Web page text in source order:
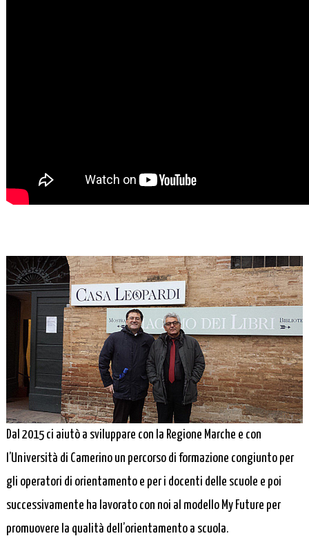
Dal 2015 ci aiutò a sviluppare con la Regione Marche e con
l’Università di Camerino un percorso di formazione congiunto per
gli operatori di orientamento e per i docenti delle scuole e poi
successivamente ha lavorato con noi al modello My Future per
promuovere la qualità dell’orientamento a scuola.